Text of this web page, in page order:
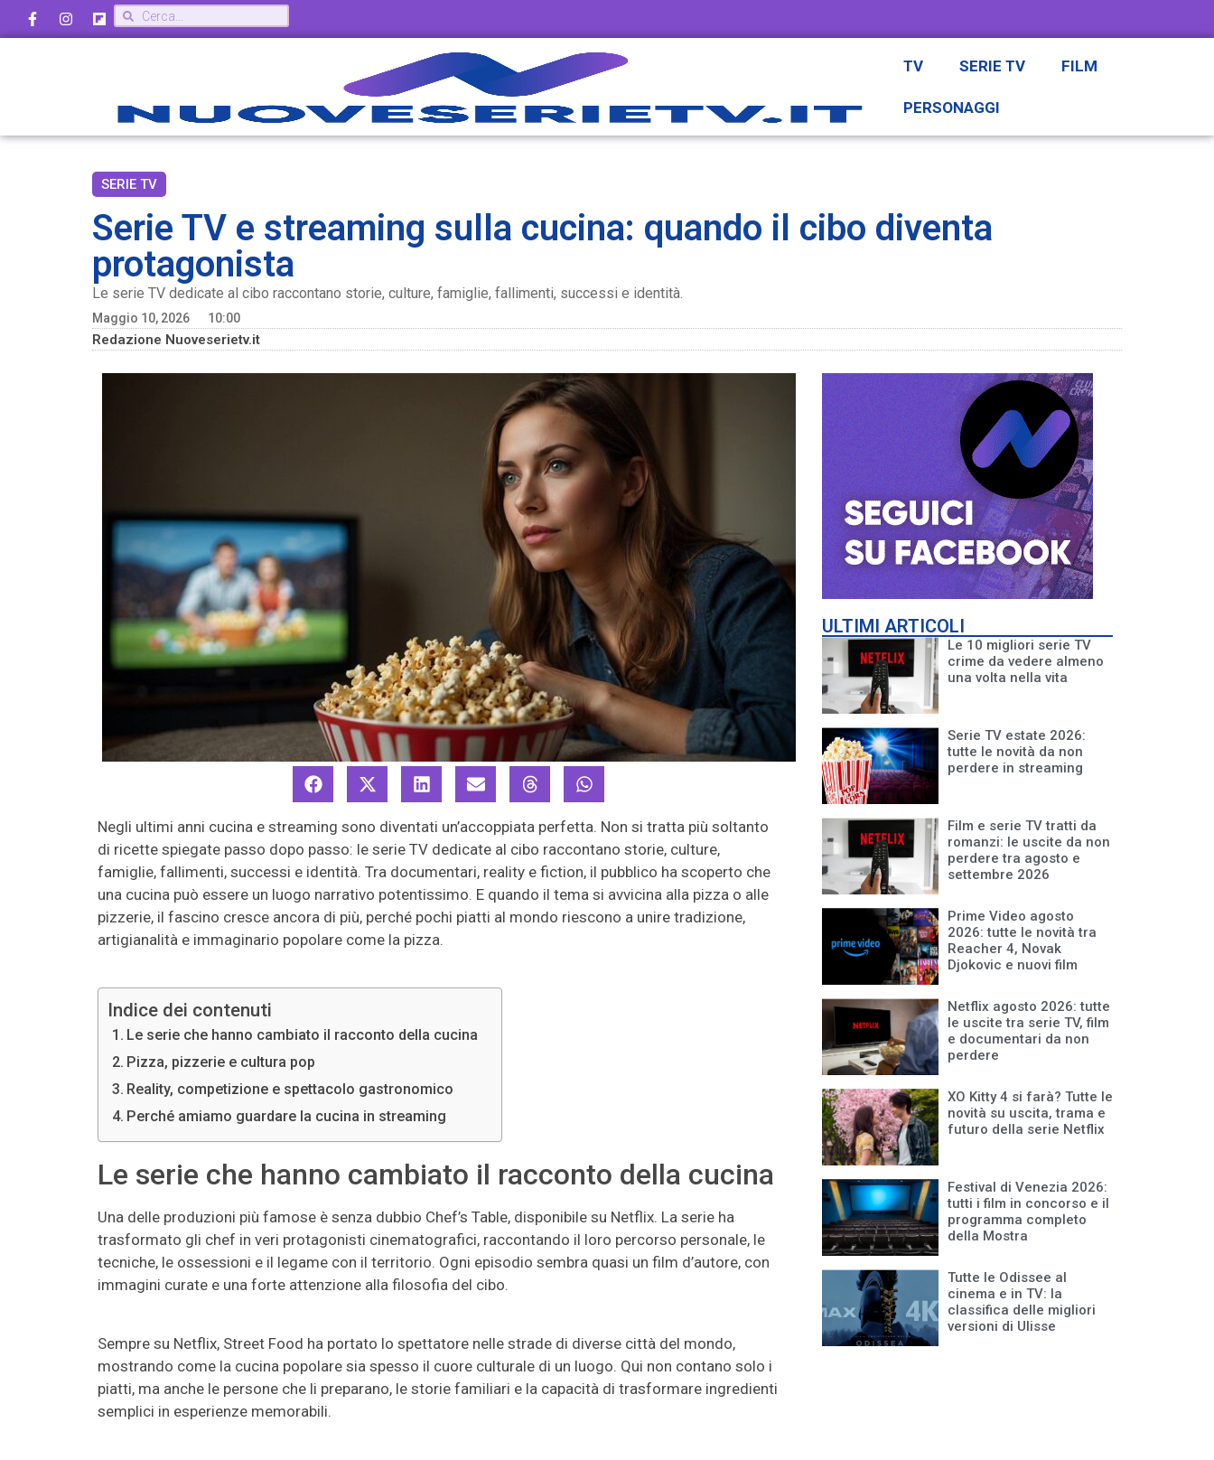
TV SERIE TV FILM
PERSONAGGI
SERIE TV
Serie TV e streaming sulla cucina: quando il cibo diventa
protagonista
Le serie TV dedicate al cibo raccontano storie, culture, famiglie, fallimenti, successi e identità.
Maggio 10, 2026 10:00
Redazione Nuoveserietv.it
Negli ultimi anni cucina e streaming sono diventati un’accoppiata perfetta. Non si tratta più soltanto
di ricette spiegate passo dopo passo: le serie TV dedicate al cibo raccontano storie, culture,
famiglie, fallimenti, successi e identità. Tra documentari, reality e fiction, il pubblico ha scoperto che
una cucina può essere un luogo narrativo potentissimo. E quando il tema si avvicina alla pizza o alle
pizzerie, il fascino cresce ancora di più, perché pochi piatti al mondo riescono a unire tradizione,
artigianalità e immaginario popolare come la pizza.
Indice dei contenuti
Le serie che hanno cambiato il racconto della cucina
Pizza, pizzerie e cultura pop
Reality, competizione e spettacolo gastronomico
Perché amiamo guardare la cucina in streaming
Le serie che hanno cambiato il racconto della cucina
Una delle produzioni più famose è senza dubbio Chef’s Table, disponibile su Netflix. La serie ha
trasformato gli chef in veri protagonisti cinematografici, raccontando il loro percorso personale, le
tecniche, le ossessioni e il legame con il territorio. Ogni episodio sembra quasi un film d’autore, con
immagini curate e una forte attenzione alla filosofia del cibo.
Sempre su Netflix, Street Food ha portato lo spettatore nelle strade di diverse città del mondo,
mostrando come la cucina popolare sia spesso il cuore culturale di un luogo. Qui non contano solo i
piatti, ma anche le persone che li preparano, le storie familiari e la capacità di trasformare ingredienti
semplici in esperienze memorabili.
ULTIMI ARTICOLI
Le 10 migliori serie TV
crime da vedere almeno
una volta nella vita
Serie TV estate 2026:
tutte le novità da non
perdere in streaming
Film e serie TV tratti da
romanzi: le uscite da non
perdere tra agosto e
settembre 2026
Prime Video agosto
2026: tutte le novità tra
Reacher 4, Novak
Djokovic e nuovi film
Netflix agosto 2026: tutte
le uscite tra serie TV, film
e documentari da non
perdere
XO Kitty 4 si farà? Tutte le
novità su uscita, trama e
futuro della serie Netflix
Festival di Venezia 2026:
tutti i film in concorso e il
programma completo
della Mostra
Tutte le Odissee al
cinema e in TV: la
classifica delle migliori
versioni di Ulisse